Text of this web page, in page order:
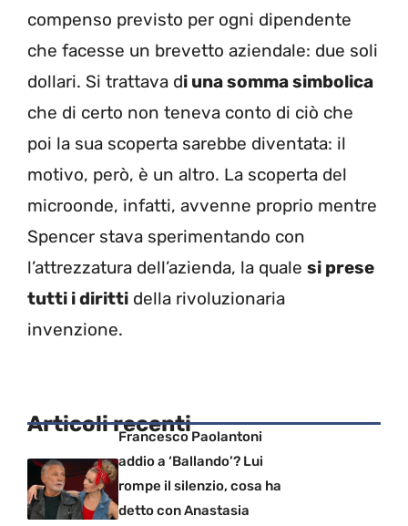
compenso previsto per ogni dipendente
che facesse un brevetto aziendale: due soli
dollari. Si trattava di una somma simbolica
che di certo non teneva conto di ciò che
poi la sua scoperta sarebbe diventata: il
motivo, però, è un altro. La scoperta del
microonde, infatti, avvenne proprio mentre
Spencer stava sperimentando con
l’attrezzatura dell’azienda, la quale si prese
tutti i diritti della rivoluzionaria
invenzione.
Articoli recentiFrancesco Paolantoni
addio a ‘Ballando’? Lui
rompe il silenzio, cosa ha
detto con Anastasia